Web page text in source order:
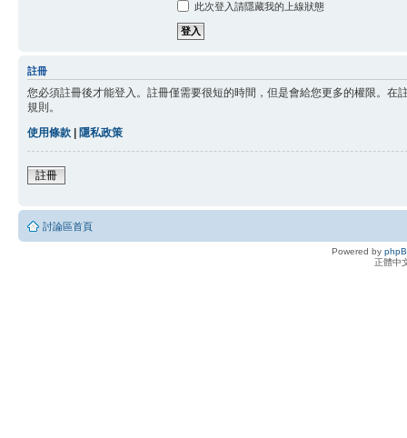
此次登入請隱藏我的上線狀態
註冊
您必須註冊後才能登入。註冊僅需要很短的時間，但是會給您更多的權限。
規則。
使用條款 | 隱私政策
註冊
討論區首頁
Powered by
正體中